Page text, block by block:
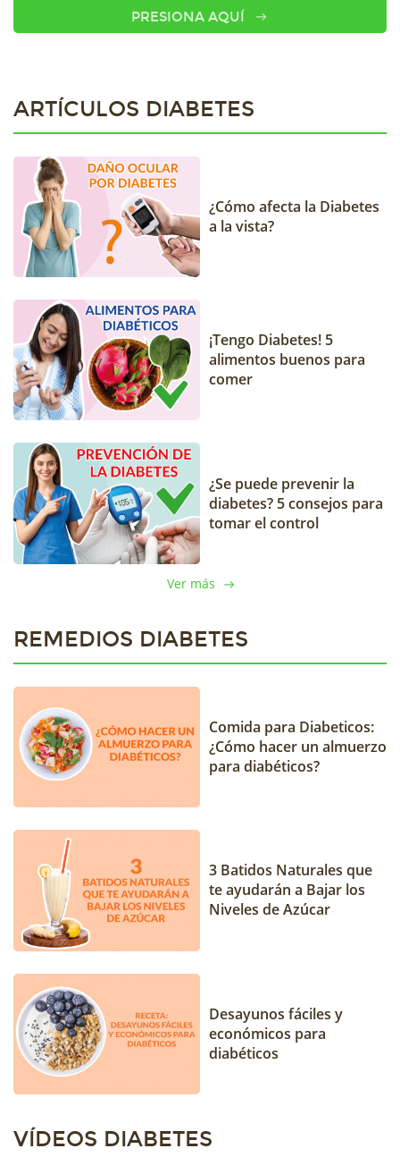
PRESIONA AQUÍ
ARTÍCULOS DIABETES
¿Cómo afecta la Diabetes
a la vista?
¡Tengo Diabetes! 5
alimentos buenos para
comer
¿Se puede prevenir la
diabetes? 5 consejos para
tomar el control
Ver más
REMEDIOS DIABETES
Comida para Diabeticos:
¿Cómo hacer un almuerzo
para diabéticos?
3 Batidos Naturales que
te ayudarán a Bajar los
Niveles de Azúcar
Desayunos fáciles y
económicos para
diabéticos
VÍDEOS DIABETES